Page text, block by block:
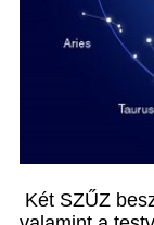
Két SZŰZ